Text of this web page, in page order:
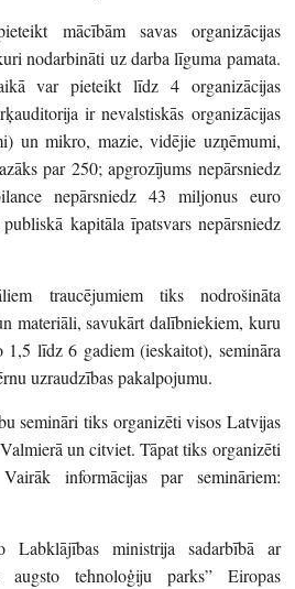
mācībām savas organizācijas
nodarbināti uz darba līguma pamata.
var pieteikt līdz 4 organizācijas
ir nevalstiskās organizācijas
un mikro, mazie, vidējie uzņēmumi,
par 250; apgrozījums nepārsniedz
nepārsniedz 43 miljonus euro
kapitāla īpatsvars nepārsniedz
traucējumiem tiks nodrošināta
materiāli, savukārt dalībniekiem, kuru
1,5 līdz 6 gadiem (ieskaitot), semināra
uzraudzības pakalpojumu.
semināri tiks organizēti visos Latvijas
un citviet. Tāpat tiks organizēti
informācijas par semināriem:
Labklājības ministrija sadarbībā ar
augsto tehnoloģiju parks” Eiropas